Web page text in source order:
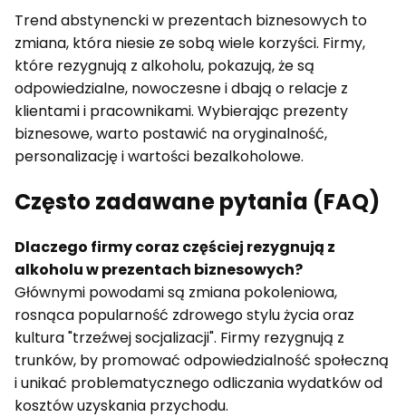
Trend abstynencki w prezentach biznesowych to
zmiana, która niesie ze sobą wiele korzyści. Firmy,
które rezygnują z alkoholu, pokazują, że są
odpowiedzialne, nowoczesne i dbają o relacje z
klientami i pracownikami. Wybierając prezenty
biznesowe, warto postawić na oryginalność,
personalizację i wartości bezalkoholowe.
Często zadawane pytania (FAQ)
Dlaczego firmy coraz częściej rezygnują z
alkoholu w prezentach biznesowych?
Głównymi powodami są zmiana pokoleniowa,
rosnąca popularność zdrowego stylu życia oraz
kultura "trzeźwej socjalizacji". Firmy rezygnują z
trunków, by promować odpowiedzialność społeczną
i unikać problematycznego odliczania wydatków od
kosztów uzyskania przychodu.